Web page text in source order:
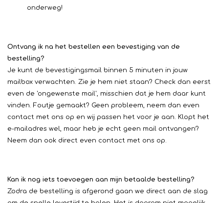
onderweg!
Ontvang ik na het bestellen een bevestiging van de
bestelling?
Je kunt de bevestigingsmail binnen 5 minuten in jouw
mailbox verwachten. Zie je hem niet staan? Check dan eerst
even de 'ongewenste mail', misschien dat je hem daar kunt
vinden. Foutje gemaakt? Geen probleem, neem dan even
contact met ons op en wij passen het voor je aan. Klopt het
e-mailadres wel, maar heb je echt geen mail ontvangen?
Neem dan ook direct even contact met ons op.
Kan ik nog iets toevoegen aan mijn betaalde bestelling?
Zodra de bestelling is afgerond gaan we direct aan de slag